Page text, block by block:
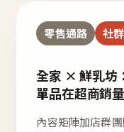
零售通路 社
全家 × 鮮乳坊
單品在超商銷
內容矩陣加店群